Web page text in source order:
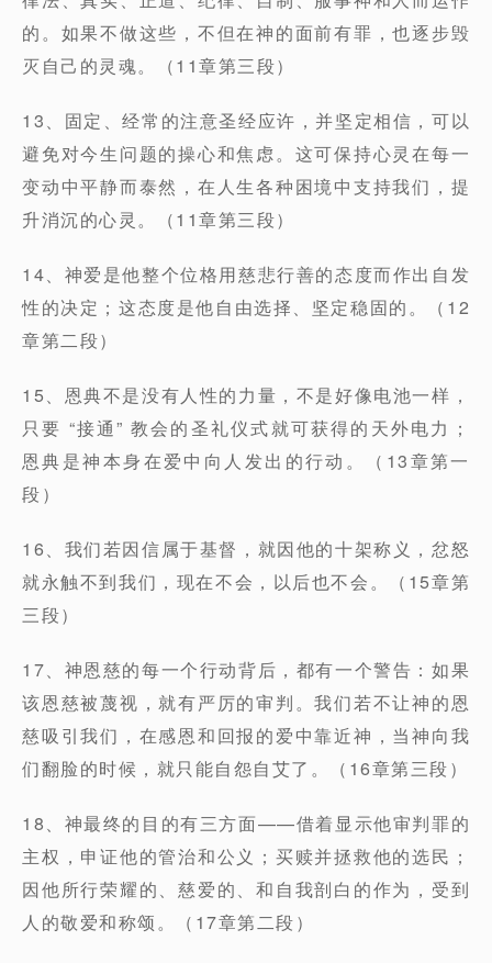
的。如果不做这些，不但在神的面前有罪，也逐步毁
灭自己的灵魂。（11章第三段）
13、固定、经常的注意圣经应许，并坚定相信，可以
避免对今生问题的操心和焦虑。这可保持心灵在每一
变动中平静而泰然，在人生各种困境中支持我们，提
升消沉的心灵。（11章第三段）
14、神爱是他整个位格用慈悲行善的态度而作出自发
性的决定；这态度是他自由选择、坚定稳固的。（12
章第二段）
15、恩典不是没有人性的力量，不是好像电池一样，
只要 “接通” 教会的圣礼仪式就可获得的天外电力；
恩典是神本身在爱中向人发出的行动。（13章第一
段）
16、我们若因信属于基督，就因他的十架称义，忿怒
就永触不到我们，现在不会，以后也不会。（15章第
三段）
17、神恩慈的每一个行动背后，都有一个警告：如果
该恩慈被蔑视，就有严厉的审判。我们若不让神的恩
慈吸引我们，在感恩和回报的爱中靠近神，当神向我
们翻脸的时候，就只能自怨自艾了。（16章第三段）
18、神最终的目的有三方面——借着显示他审判罪的
主权，申证他的管治和公义；买赎并拯救他的选民；
因他所行荣耀的、慈爱的、和自我剖白的作为，受到
人的敬爱和称颂。（17章第二段）